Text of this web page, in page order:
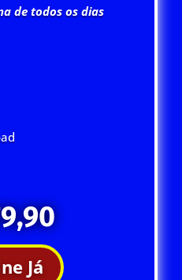
de todos os dias
Já